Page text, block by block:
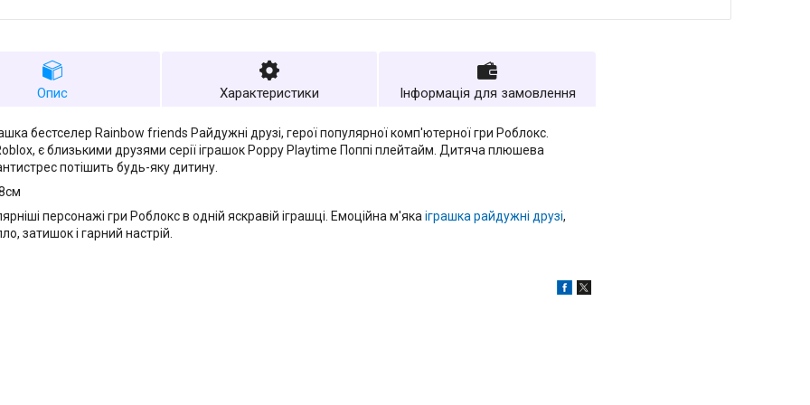
Опис Характеристики Інформація для замовлення
бестселер Rainbow friends Райдужні друзі, герої популярної комп'ютерної гри Роблокс.
є близькими друзями серії іграшок Poppy Playtime Поппі плейтайм. Дитяча плюшева
потішить будь-яку дитину.
персонажі гри Роблокс в одній яскравій іграшці. Емоційна м'яка іграшка райдужні друзі,
затишок і гарний настрій.